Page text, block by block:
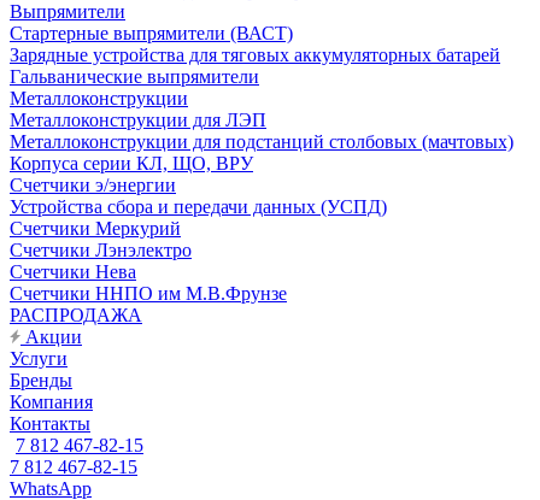
Выпрямители
Стартерные выпрямители (ВАСТ)
Зарядные устройства для тяговых аккумуляторных батарей
Гальванические выпрямители
Металлоконструкции
Металлоконструкции для ЛЭП
Металлоконструкции для подстанций столбовых (мачтовых)
Корпуса серии КЛ, ЩО, ВРУ
Счетчики э/энергии
Устройства сбора и передачи данных (УСПД)
Счетчики Меркурий
Счетчики Лэнэлектро
Счетчики Нева
Счетчики ННПО им М.В.Фрунзе
РАСПРОДАЖА
Акции
Услуги
Бренды
Компания
Контакты
7 812 467-82-15
7 812 467-82-15
WhatsApp